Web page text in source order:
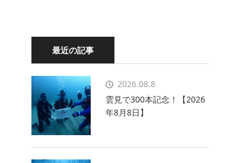
最近の記事
2026.08.8
雲見で300本記念！【2026
年8月8日】